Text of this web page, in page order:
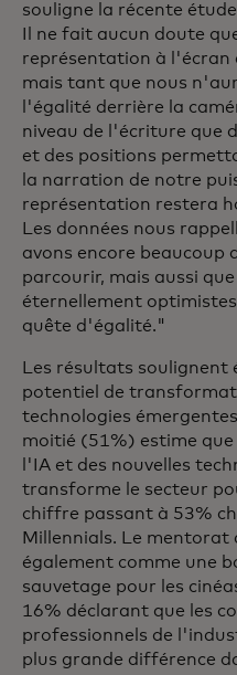
souligne la récente
Il ne fait aucun doute
représentation à l'écran
mais tant que nous
l'égalité derrière la
niveau de l'écriture que
et des positions
la narration de notre
représentation restera
Les données nous
avons encore beaucoup
parcourir, mais aussi
éternellement
quête d'égalité."
Les résultats soulignent
potentiel de
technologies
moitié (51%) estime
l'IA et des nouvelles
transforme le secteur
chiffre passant à 53%
Millennials. Le mentorat
également comme une
sauvetage pour les
16% déclarant que les
professionnels de
plus grande différence